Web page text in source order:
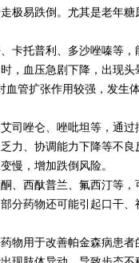
极易跌倒。尤其是老年
卡托普利、多沙唑嗪等
，血压急剧下降，出现
管扩张作用较强，发生
司唑仑、唑吡坦等，通
力、协调能力下降等不良
慢，增加跌倒风险。
、西酞普兰、氟西汀等
分药物还可能引起口干
物用于改善帕金森病患